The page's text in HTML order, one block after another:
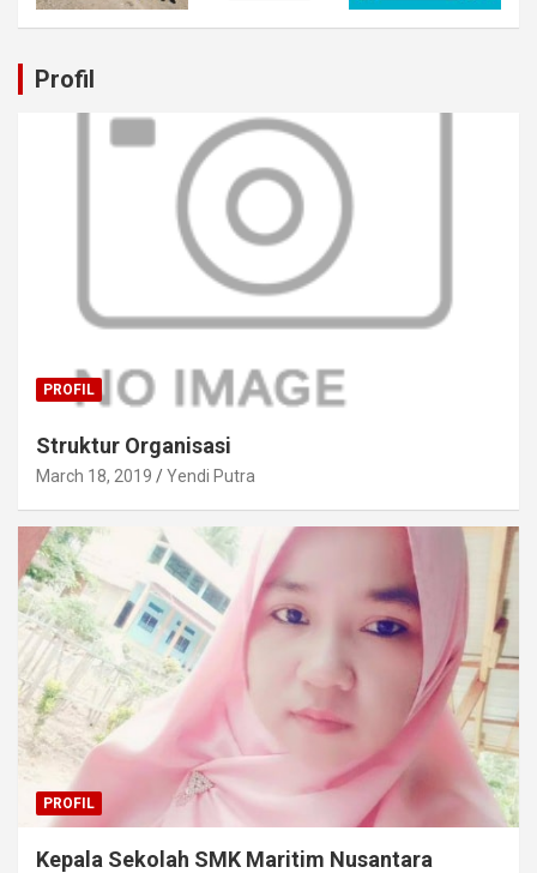
Profil
PROFIL
Struktur Organisasi
March 18, 2019 Yendi Putra
PROFIL
Kepala Sekolah SMK Maritim Nusantara